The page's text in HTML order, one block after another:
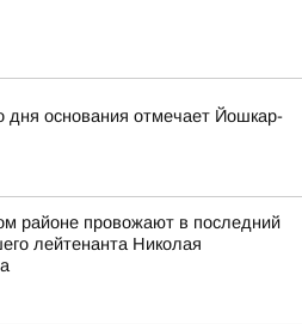
дня основания отмечает Йошкар-
районе провожают в последний
лейтенанта Николая